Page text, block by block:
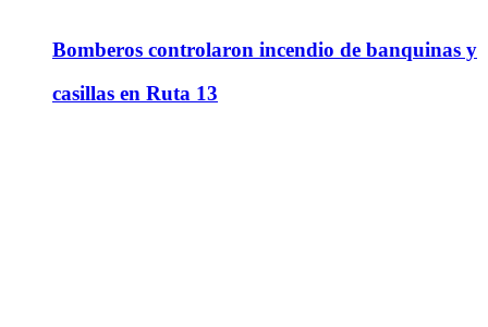
Bomberos controlaron incendio de banquinas y
casillas en Ruta 13